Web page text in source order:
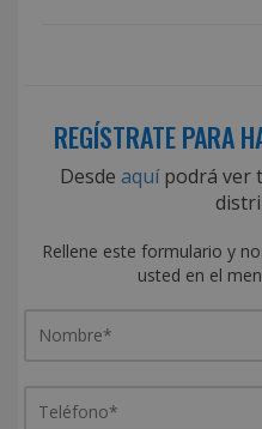
REGÍSTRATE PARA
Desde aquípodrá ver
Rellene este formulario y
usted en el